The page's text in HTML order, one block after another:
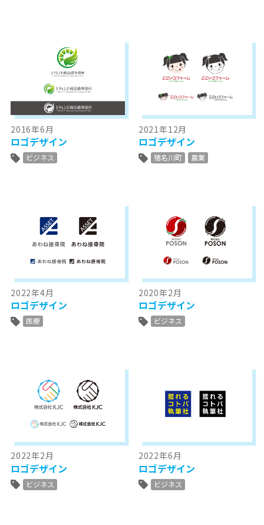
2016年6月
ロゴデザイン
ビジネス
2021年12月
ロゴデザイン
猪名川町 農業
2022年4月
ロゴデザイン
医療
2020年2月
ロゴデザイン
ビジネス
2022年2月
ロゴデザイン
ビジネス
2022年6月
ロゴデザイン
ビジネス